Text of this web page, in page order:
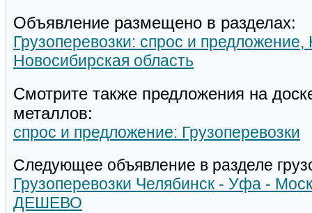
Объявление размещено в разделах:
Грузоперевозки: спрос и предложение,
Новосибирская область
Смотрите также предложения на
металлов:
спрос и предложение: Грузоперевозки
Следующее объявление в разделе
Грузоперевозки Челябинск - Уфа -
ДЕШЕВО